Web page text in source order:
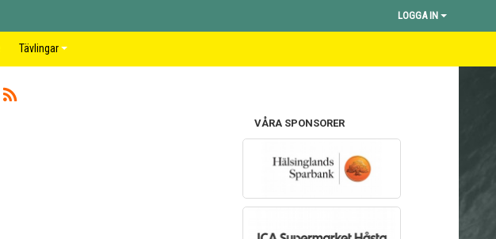
LOGGA IN
Tävlingar
VÅRA SPONSORER